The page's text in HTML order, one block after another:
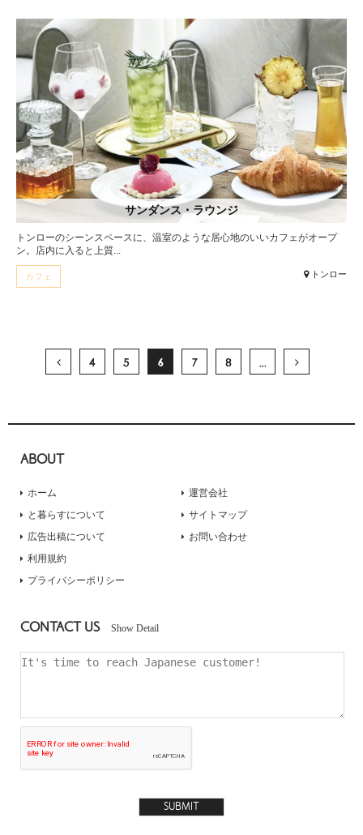
サンダンス・ラウンジ
トンローのシーンスペースに、温室のような居心地のいいカフェがオープ
ン。店内に入ると上質...
トンロー
カフェ
4 5 6 7 8 ...
ABOUT
ホーム
と暮らすについて
広告出稿について
運営会社
サイトマップ
お問い合わせ
利用規約
プライバシーポリシー
CONTACT US Show Detail